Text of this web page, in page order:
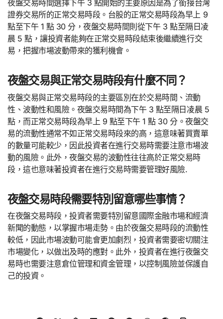
夜盤交易時間選擇下午 3 點開始的主要原因是為了銜接台灣
證券交易所的正常交易時段。台股的正常交易時段為早上 9
點至下午 1 點 30 分，夜盤交易時間則從下午 3 點至隔日凌
晨 5 點，讓投資者能夠在正常交易時段結束後繼續進行交
易，把握市場波動帶來的獲利機會。
夜盤交易與正常交易時段有什麼不同？
夜盤交易與正常交易時段的主要區別在於交易時間、流動
性、波動性和風險。夜盤交易時間為下午 3 點至隔日凌晨 5
點，而正常交易時段為早上 9 點至下午 1 點 30 分。夜盤交
易的流動性通常不如正常交易時段來的高，這意味著買賣單
的數量可能較少，因此投資者在進行交易時需要注意市場波
動的風險。此外，夜盤交易的波動性往往高於正常交易時
段，這也意味著投資者在進行交易時需要管理好風險.
夜盤交易時段需要特別留意哪些事情？
在夜盤交易時段，投資者需要特別留意國際金融市場和經濟
新聞的動態，以掌握市場走勢。由於夜盤交易時段的流動性
較低，因此市場波動可能會更加劇烈，投資者需要密切關注
市場變化，以做出及時的應對。此外，投資者在進行夜盤交
易時也需要注意倉位管理和資金管理，以控制風險並保護自
己的投資。